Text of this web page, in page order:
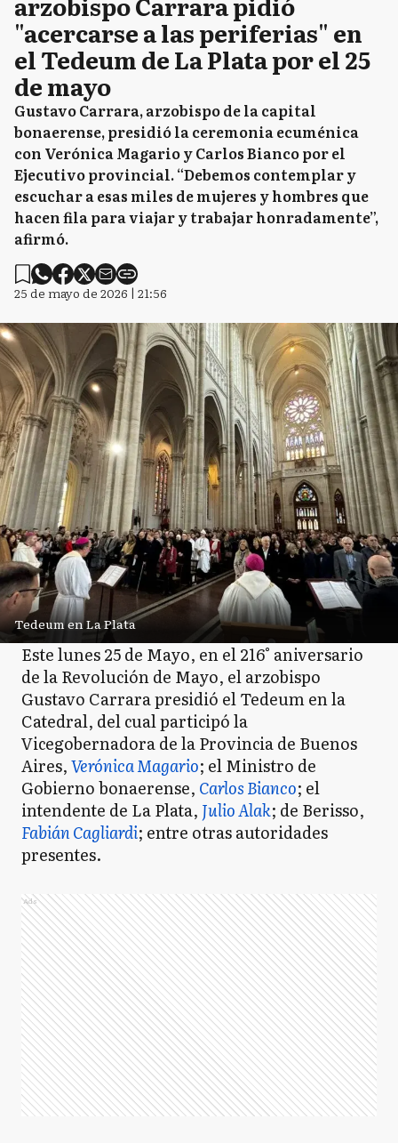
"acercarse a las periferias" en
el Tedeum de La Plata por el 25
de mayo
Gustavo Carrara, arzobispo de la capital
bonaerense, presidió la ceremonia ecuménica
con Verónica Magario y Carlos Bianco por el
Ejecutivo provincial. “Debemos contemplar y
escuchar a esas miles de mujeres y hombres que
hacen fila para viajar y trabajar honradamente”,
afirmó.
25 de mayo de 2026 | 21:56
Tedeum en La Plata
Este lunes 25 de Mayo, en el 216° aniversario
de la Revolución de Mayo, el arzobispo
Gustavo Carrara presidió el Tedeum en la
Catedral, del cual participó la
Vicegobernadora de la Provincia de Buenos
Aires,Verónica Magario; el Ministro de
Gobierno bonaerense, Carlos Bianco; el
intendente de La Plata, Julio Alak; de Berisso,
Fabián Cagliardi; entre otras autoridades
presentes.
Ads